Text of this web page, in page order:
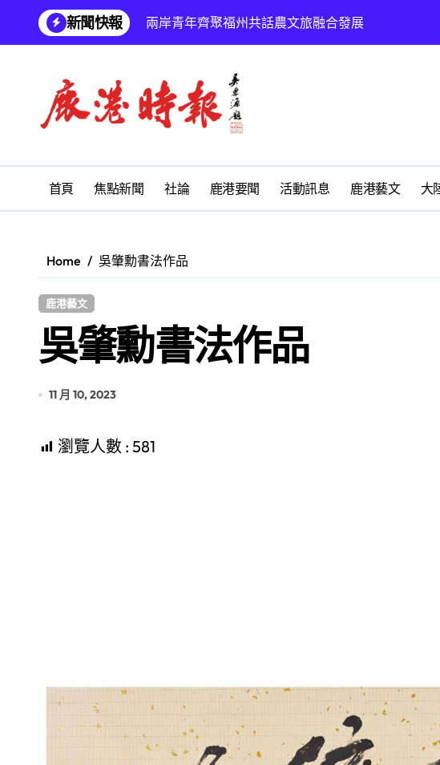
content
新聞快報
兩岸青年齊聚福州共話農文旅融合發展
彰化縣長青幸福卡功能再提升幸福彰化隨我走 一卡
為鰻魚產業注入活水 找回養殖業者的春天
SUM順興汽車
梁皇寶懺法會
阿不拉歌唱教室與秀～舞蹈團 公益關懷好修老人長
首頁 焦點新聞 社論 鹿港要聞 活動訊息 鹿港藝文 大
Home 吳肇勳書法作品
鹿港藝文
吳肇勳書法作品
11 月 10, 2023
瀏覽人數 : 581